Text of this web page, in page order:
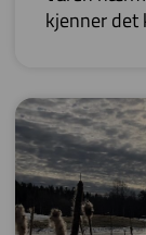
kjenner det